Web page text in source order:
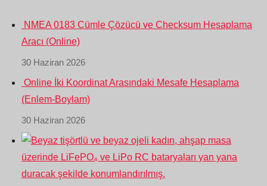
NMEA 0183 Cümle Çözücü ve Checksum Hesaplama
Aracı (Online)
30 Haziran 2026
Online İki Koordinat Arasındaki Mesafe Hesaplama
(Enlem-Boylam)
30 Haziran 2026